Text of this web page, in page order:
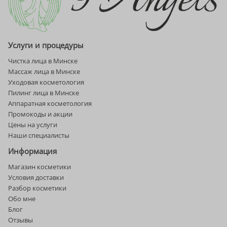
Услуги и процедуры
Чистка лица в Минске
Массаж лица в Минске
Уходовая косметология
Пилинг лица в Минске
Аппаратная косметология
Промокоды и акции
Цены на услуги
Наши специалисты
Информация
Магазин косметики
Условия доставки
Разбор косметики
Обо мне
Блог
Отзывы